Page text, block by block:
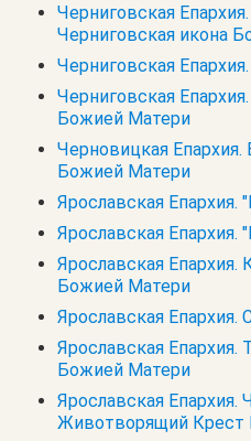
Черниговская
Черниговская икона
Черниговская
Черниговская
Божией Матери
Черновицкая Епархия.
Божией Матери
Ярославская
Ярославская Епархия.
Ярославская Епархия.
Божией Матери
Ярославская
Ярославская Епархия.
Божией Матери
Ярославская Епархия.
Животворящий Крест